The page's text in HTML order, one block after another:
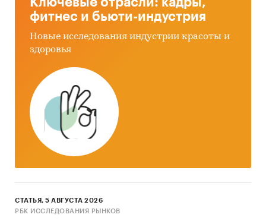
Ключевые отрасли: кадры,
фитнес и бьюти-индустрия
Новые исследования индустрии красоты и
здоровья
СТАТЬЯ, 5 АВГУСТА 2026
РБК ИССЛЕДОВАНИЯ РЫНКОВ